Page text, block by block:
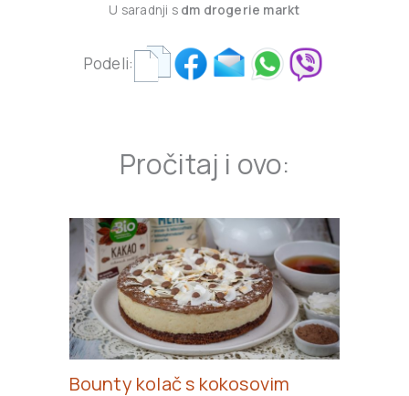
U saradnji s dm drogerie markt
Podeli:
Pročitaj i ovo:
Bounty kolač s kokosovim